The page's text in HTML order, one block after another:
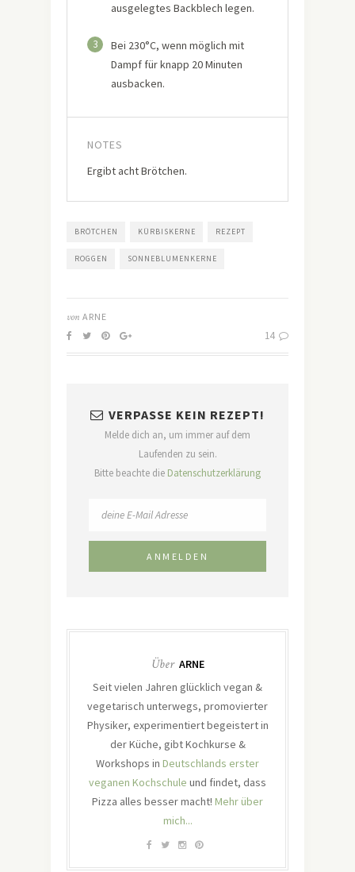
ausgelegtes Backblech legen.
3
Bei 230°C, wenn möglich mit
Dampf für knapp 20 Minuten
ausbacken.
NOTES
Ergibt acht Brötchen.
BRÖTCHEN KÜRBISKERNE REZEPT
ROGGEN SONNEBLUMENKERNE
von ARNE
14
VERPASSE KEIN REZEPT!
Melde dich an, um immer auf dem
Laufenden zu sein.
Bitte beachte die Datenschutzerklärung
Über ARNE
Seit vielen Jahren glücklich vegan &
vegetarisch unterwegs, promovierter
Physiker, experimentiert begeistert in
der Küche, gibt Kochkurse &
Workshops in Deutschlands erster
veganen Kochschule und findet, dass
Pizza alles besser macht! Mehr über
mich...